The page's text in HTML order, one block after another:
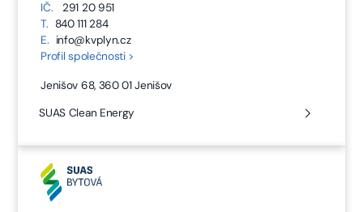
IČ.
291 20 951
T. 840 111 284
E. info@kvplyn.cz
Profil společnosti >
Jenišov 68, 360 01 Jenišov
SUAS Clean Energy